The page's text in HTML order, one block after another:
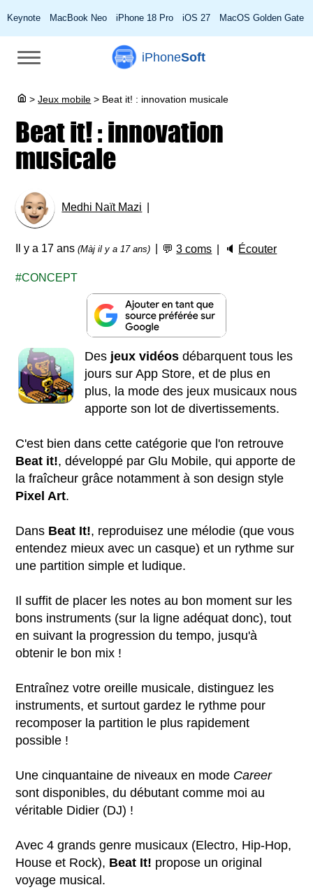
Keynote MacBook Neo iPhone 18 Pro iOS 27 MacOS Golden Gate
iPhoneSoft
> Jeux mobile > Beat it! : innovation musicale
Beat it! : innovation
musicale
Medhi Naït Mazi
Il y a 17 ans(Màj il y a 17 ans) 💬3 coms 🔈 Écouter
CONCEPT
Des jeux vidéos débarquent tous les
jours sur App Store, et de plus en
plus, la mode des jeux musicaux nous
apporte son lot de divertissements.
C'est bien dans cette catégorie que l'on retrouve
Beat it!, développé par Glu Mobile, qui apporte de
la fraîcheur grâce notamment à son design style
Pixel Art.
Dans Beat It!, reproduisez une mélodie (que vous
entendez mieux avec un casque) et un rythme sur
une partition simple et ludique.
Il suffit de placer les notes au bon moment sur les
bons instruments (sur la ligne adéquat donc), tout
en suivant la progression du tempo, jusqu'à
obtenir le bon mix !
Entraînez votre oreille musicale, distinguez les
instruments, et surtout gardez le rythme pour
recomposer la partition le plus rapidement
possible !
Une cinquantaine de niveaux en mode Career
sont disponibles, du débutant comme moi au
véritable Didier (DJ) !
Avec 4 grands genre musicaux (Electro, Hip-Hop,
House et Rock), Beat It! propose un original
voyage musical.